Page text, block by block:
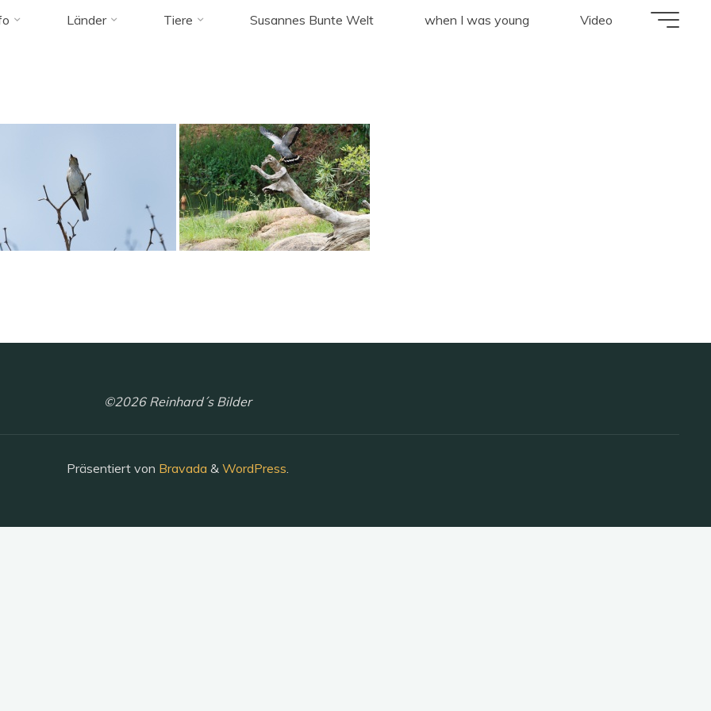
Länder Tiere Susannes Bunte Welt when I was young Video
"grauschnaepper"
©2026 Reinhard´s Bilder
Präsentiert von Bravada & WordPress.